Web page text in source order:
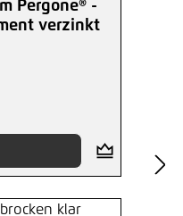
Pergone® -
verzinkt